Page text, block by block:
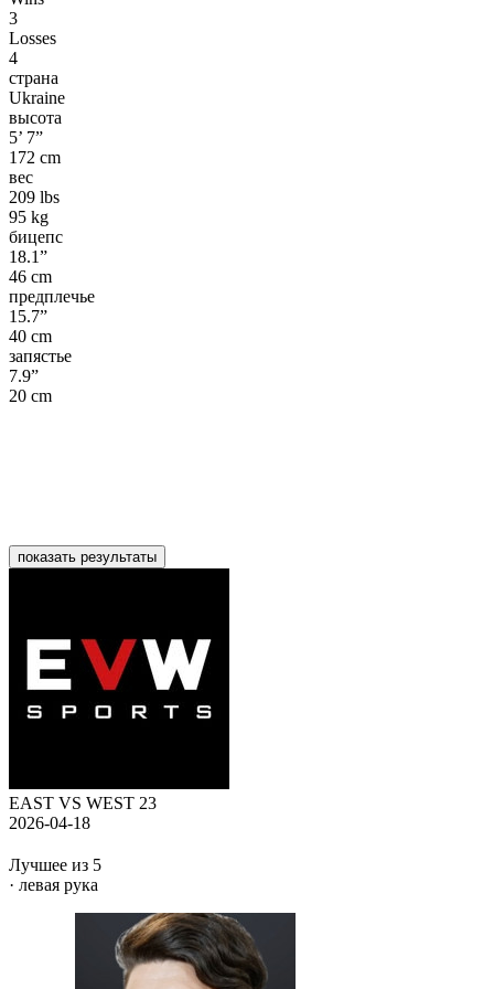
3
Losses
4
страна
Ukraine
высота
5’ 7”
172 cm
вес
209 lbs
95 kg
бицепс
18.1”
46 cm
предплечье
15.7”
40 cm
запястье
7.9”
20 cm
показать результаты
EAST VS WEST 23
2026-04-18
Лучшее из 5
· левая рука